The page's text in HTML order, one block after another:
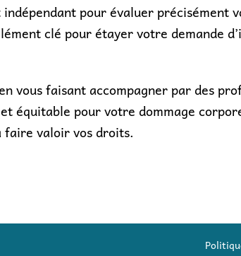
pour évaluer
clé pour étayer votre demande
vous faisant accompagner par des
équitable pour votre dommage
faire valoir vos droits.